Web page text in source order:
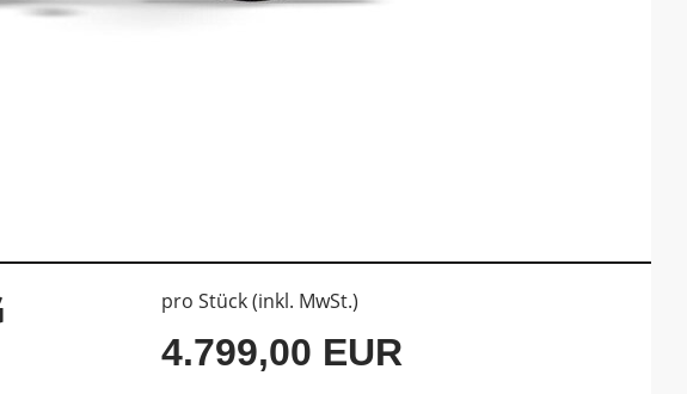
pro Stück (inkl. MwSt.)
4.799,00 EUR